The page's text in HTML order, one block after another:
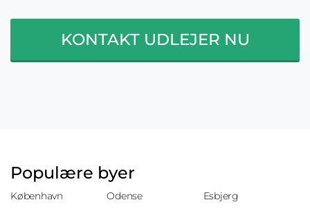
KONTAKT UDLEJER NU
Populære byer
København Odense Esbjerg